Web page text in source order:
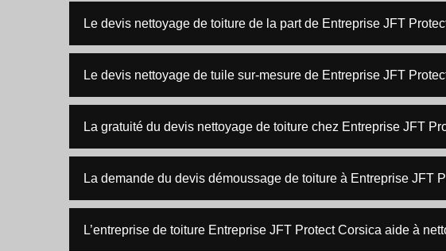
Le devis nettoyage de toiture de la part de Entreprise JFT
Le devis nettoyage de tuile sur-mesure de Entreprise JFT
La gratuité du devis nettoyage de toiture chez Entreprise JFT
La demande du devis démoussage de toiture à Entreprise JFT
L’entreprise de toiture Entreprise JFT Protect Corsica aide à